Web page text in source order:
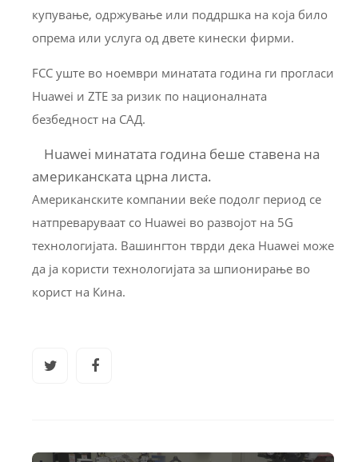
купување, одржување или поддршка на која било
опрема или услуга од двете кинески фирми.
FCC уште во ноември минатата година ги прогласи
Huawei и ZTE за ризик по националната
безбедност на САД.
Huawei минатата година беше ставена на
американската црна листа.
Американските компании веќе подолг период се
натпреваруваат со Huawei во развојот на 5G
технологијата. Вашингтон тврди дека Huawei може
да ја користи технологијата за шпионирање во
корист на Кина.